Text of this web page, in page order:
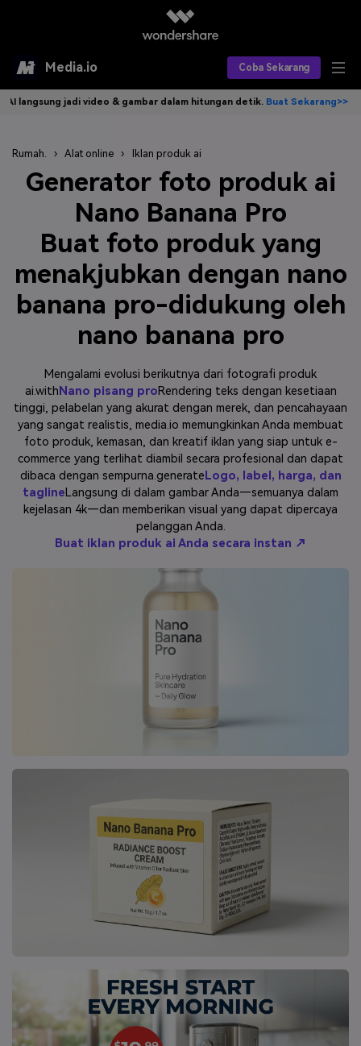
Media.io Coba Sekarang
Alat AI
AI Video
AI Gambar
AI Audio
Model AI yang Didukung
Asisten Video AI
Editor Video AI
Editor Audio AI
Find More Solutions >>
Efek AI
Efek Video
Efek Foto
Sumber Daya
Panduan Pengguna Apa yang Baru
FAQs Hubungi Kami
Tips & Tutorial AI
Postingan Terbaru
Jelajahi Lebih Banyak >>
Veo3
Masuk
Berkreasi dengan AI
& gambar dalam hitungan detik.Buat Sekarang>> Tulis idemu,
Rumah. › Alat online › Iklan produk ai
Generator foto produk ai
Nano Banana Pro
Buat foto produk yang
menakjubkan dengan nano
banana pro-didukung oleh
nano banana pro
Mengalami evolusi berikutnya dari fotografi produk
ai.with Nano pisang proRendering teks dengan kesetiaan
tinggi, pelabelan yang akurat dengan merek, dan pencahayaan
yang sangat realistis, media.io memungkinkan Anda membuat
foto produk, kemasan, dan kreatif iklan yang siap untuk e-
commerce yang terlihat diambil secara profesional dan dapat
dibaca dengan sempurna.generate Logo, label, harga, dan
taglineLangsung di dalam gambar Anda—semuanya dalam
kejelasan 4k—dan memberikan visual yang dapat dipercaya
pelanggan Anda.
Buat iklan produk ai Anda secara instan ↗